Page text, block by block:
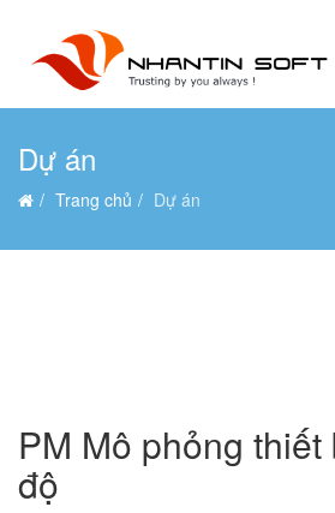
Dự án
Trang chủ Dự án
PM Mô phỏng
độ